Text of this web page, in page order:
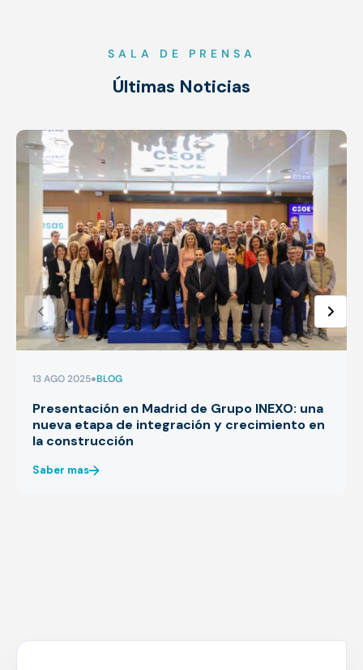
SALA DE PRENSA
Últimas Noticias
13 AGO 2025•BLOG
Presentación en Madrid de Grupo INEXO: una
nueva etapa de integración y crecimiento en
la construcción
Saber mas